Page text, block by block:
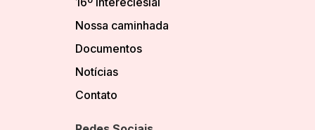
Nossa caminhada
Documentos
Notícias
Contato